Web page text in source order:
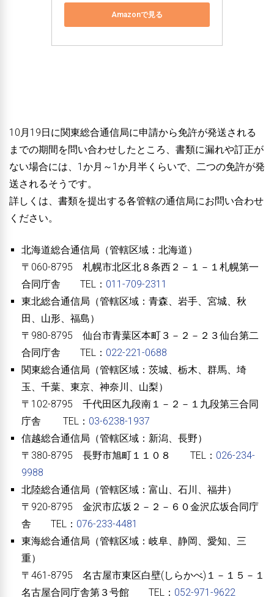
Amazonで見る
10月19日に関東総合通信局に申請から免許が発送される
までの期間を問い合わせしたところ、書類に漏れや訂正が
ない場合には、1か月～1か月半くらいで、二つの免許が発
送されるそうです。
詳しくは、書類を提出する各管轄の通信局にお問い合わせ
ください。
北海道総合通信局（管轄区域：北海道）
〒060-8795 札幌市北区北８条西２－１－１札幌第一
合同庁舎 TEL： 011-709-2311
東北総合通信局（管轄区域：青森、岩手、宮城、秋
田、山形、福島）
〒980-8795 仙台市青葉区本町３－２－２３仙台第二
合同庁舎 TEL： 022-221-0688
関東総合通信局（管轄区域：茨城、栃木、群馬、埼
玉、千葉、東京、神奈川、山梨）
〒102-8795 千代田区九段南１－２－１九段第三合同
庁舎 TEL： 03-6238-1937
信越総合通信局（管轄区域：新潟、長野）
〒380-8795 長野市旭町１１０８ TEL： 026-234-
9988
北陸総合通信局（管轄区域：富山、石川、福井）
〒920-8795 金沢市広坂２－２－６０金沢広坂合同庁
舎 TEL： 076-233-4481
東海総合通信局（管轄区域：岐阜、静岡、愛知、三
重）
〒461-8795 名古屋市東区白壁(しらかべ)１－１５－１
名古屋合同庁舎第３号館 TEL： 052-971-9622